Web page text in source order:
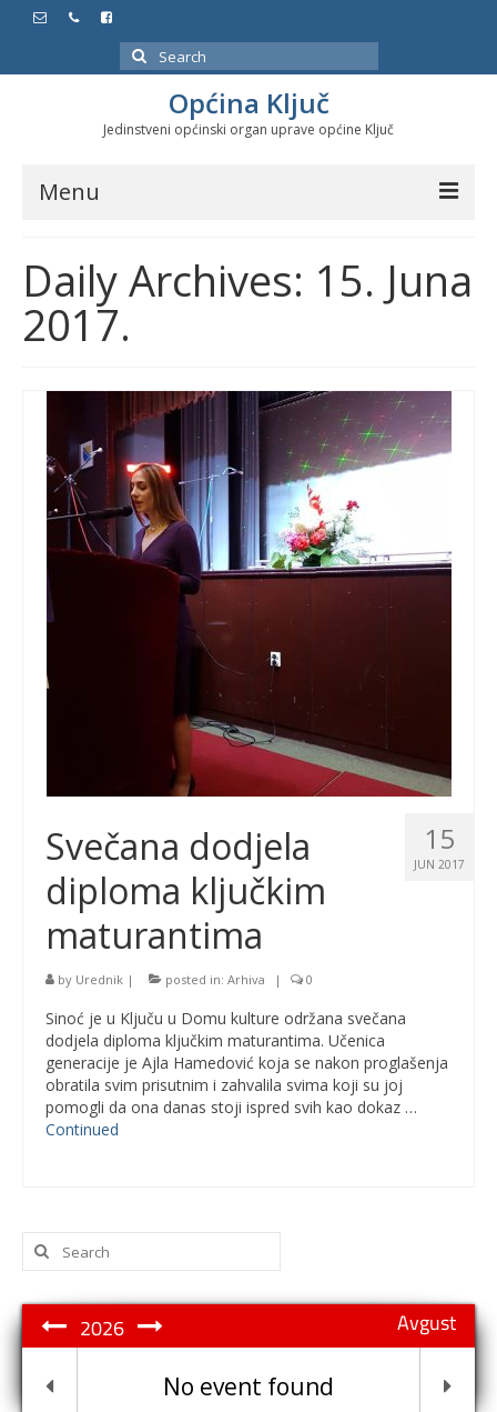
Search
for:
Općina Ključ
Jedinstveni općinski organ uprave općine Ključ
Menu
Službeni glasnici
Javne nabavke
Značajni datumi i manifestacije
Program energetske efikasnosti u stambenom
sektoru
Daily Archives: 15. Juna
2017.
15
JUN 2017
Svečana dodjela
diploma ključkim
maturantima
by Urednik | posted in: Arhiva | 0
Sinoć je u Ključu u Domu kulture održana svečana
dodjela diploma ključkim maturantima. Učenica
generacije je Ajla Hamedović koja se nakon proglašenja
obratila svim prisutnim i zahvalila svima koji su joj
pomogli da ona danas stoji ispred svih kao dokaz …
Continued
Search
for:
Avgust
2026
No event found